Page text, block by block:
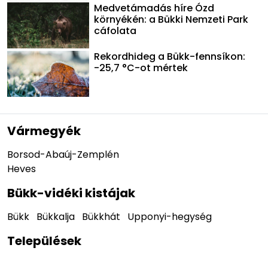
Medvetámadás híre Ózd
környékén: a Bükki Nemzeti Park
cáfolata
Rekordhideg a Bükk-fennsíkon:
-25,7 °C-ot mértek
Vármegyék
Borsod-Abaúj-Zemplén
Heves
Bükk-vidéki kistájak
Bükk Bükkalja Bükkhát Upponyi-hegység
Települések